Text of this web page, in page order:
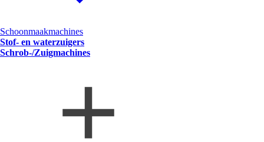
Schoonmaakmachines
Stof- en waterzuigers
Schrob-/Zuigmachines